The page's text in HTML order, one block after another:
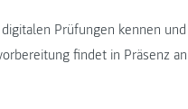
Prüfungen kennen
findet in Präsenz an